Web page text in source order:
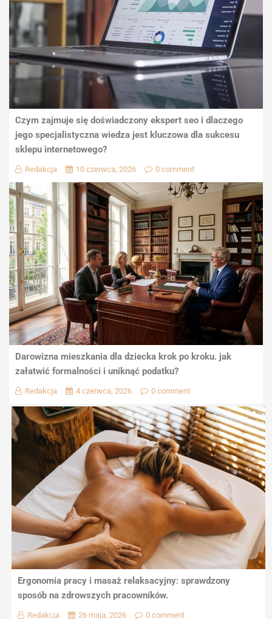
Czym zajmuje się doświadczony ekspert seo i dlaczego
jego specjalistyczna wiedza jest kluczowa dla sukcesu
sklepu internetowego?
Redakcja 10 czerwca, 2026 0 comment
Darowizna mieszkania dla dziecka krok po kroku. jak
załatwić formalności i uniknąć podatku?
Redakcja 4 czerwca, 2026 0 comment
Ergonomia pracy i masaż relaksacyjny: sprawdzony
sposób na zdrowszych pracowników.
Redakcja 26 maja, 2026 0 comment